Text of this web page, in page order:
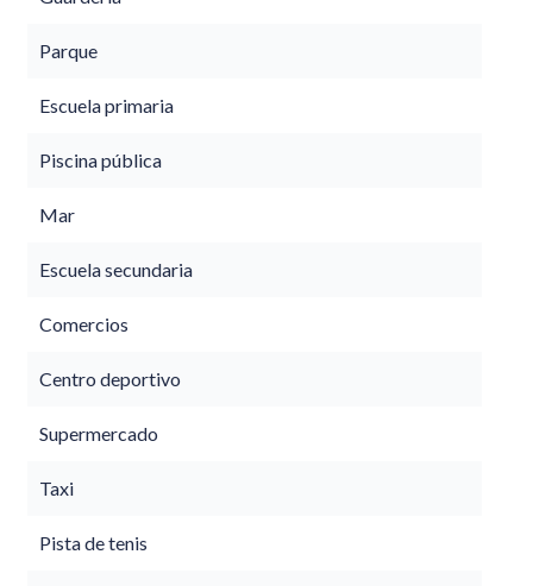
Parque
Escuela primaria
Piscina pública
Mar
Escuela secundaria
Comercios
Centro deportivo
Supermercado
Taxi
Pista de tenis